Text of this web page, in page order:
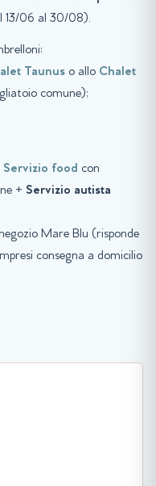
13/06 al 30/08).
Taunus o allo Chalet
comune);
Servizio food con
+ Servizio autista
Mare Blu (risponde
consegna a domicilio